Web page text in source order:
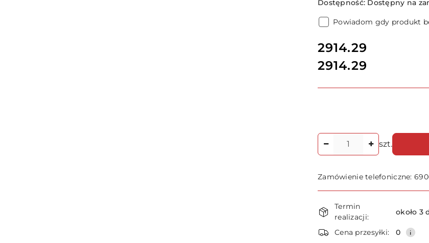
Dostępność: Dostępny na
Powiadom gdy produkt
cena:
2914.29
Cena:
2914.29
Ilość
szt.
Zamówienie telefoniczne:
Dostępność
i
dostawa
Termin
realizacji:
około 3
Cena przesyłki: 0